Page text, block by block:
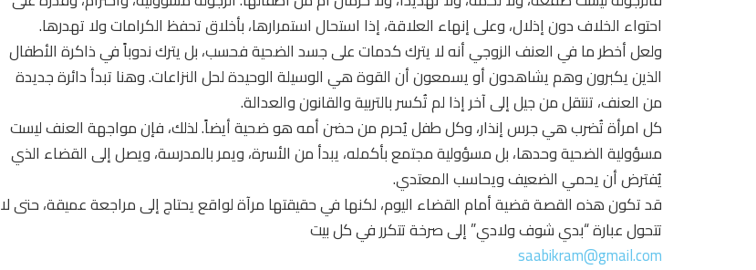
احتواء الخلاف دون إذلال، وعلى إنهاء العلاقة، إذا استحال استمرارها، بأخلاق تحفظ الكرامات ولا تهدرها.
ولعل أخطر ما في العنف الزوجي أنه لا يترك كدمات على جسد الضحية فحسب، بل يترك ندوباً في ذاكرة الأطفال
الذين يكبرون وهم يشاهدون أو يسمعون أن القوة هي الوسيلة الوحيدة لحل النزاعات. وهنا تبدأ دائرة جديدة
من العنف، تنتقل من جيل إلى آخر إذا لم تُكسر بالتربية والقانون والعدالة.
كل امرأة تُضرب هي جرس إنذار، وكل طفل يُحرم من حضن أمه هو ضحية أيضاً. لذلك، فإن مواجهة العنف ليست
مسؤولية الضحية وحدها، بل مسؤولية مجتمع بأكمله، يبدأ من الأسرة، ويمر بالمدرسة، ويصل إلى القضاء الذي
يُفترض أن يحمي الضعيف ويحاسب المعتدي.
قد تكون هذه القصة قضية أمام القضاء اليوم، لكنها في حقيقتها مرآة لواقع يحتاج إلى مراجعة عميقة، حتى لا
تتحول عبارة “بدي شوف ولادي” إلى صرخة تتكرر في كل بيت
saabikram@gmail.com